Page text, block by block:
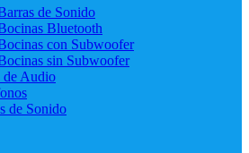
de Sonido
Bluetooth
con Subwoofer
sin Subwoofer
de Audio
de Sonido